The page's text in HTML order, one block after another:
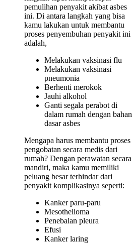
pemulihan penyakit akibat asbes
ini. Di antara langkah yang bisa
kamu lakukan untuk membantu
proses penyembuhan penyakit ini
adalah,
Melakukan vaksinasi flu
Melakukan vaksinasi
pneumonia
Berhenti merokok
Jauhi alkohol
Ganti segala perabot di
dalam rumah dengan bahan
dasar asbes
Mengapa harus membantu proses
pengobatan secara medis dari
rumah? Dengan perawatan secara
mandiri, maka kamu memiliki
peluang besar terhindar dari
penyakit komplikasinya seperti:
Kanker paru-paru
Mesothelioma
Penebalan pleura
Efusi
Kanker laring